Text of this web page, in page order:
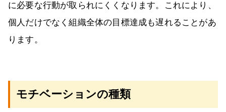
に必要な行動が取られにくくなります。これにより、
個人だけでなく組織全体の目標達成も遅れることがあ
ります。
モチベーションの種類